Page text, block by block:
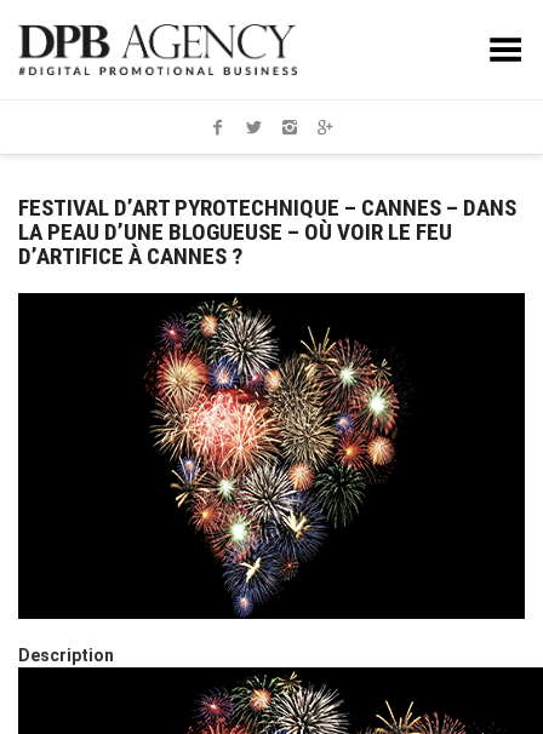
Toggle Menu
FESTIVAL D’ART PYROTECHNIQUE – CANNES – DANS
LA PEAU D’UNE BLOGUEUSE – OÙ VOIR LE FEU
D’ARTIFICE À CANNES ?
Description